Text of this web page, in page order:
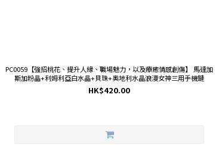
PC0059【強招桃花、提升人緣、職場魅力，以及療癒情感創傷】 馬達加
斯加粉晶+利姆利亞白水晶+貝珠+奧地利水晶浪漫女神三用手機鏈
HK$420.00